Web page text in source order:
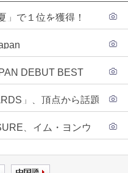
」で１位を獲得！
DEBUT BEST
」、頂点から話題
、イム・ヨンウ